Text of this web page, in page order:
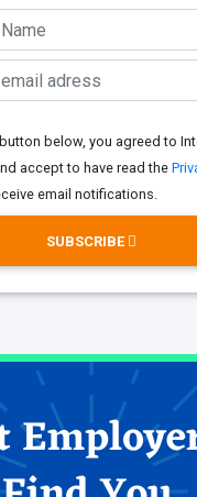
below, you agreed to
accept to have read the
email notifications.
SUBSCRIBE